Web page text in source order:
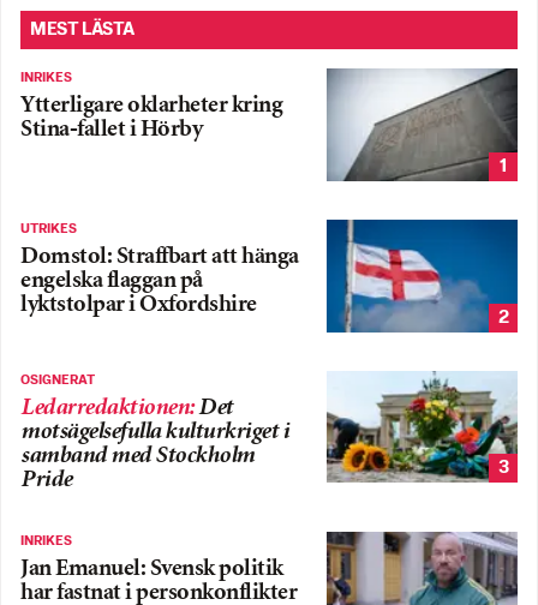
MEST LÄSTA
INRIKES
Ytterligare oklarheter kring
Stina-fallet i Hörby
1
UTRIKES
Domstol: Straffbart att hänga
engelska flaggan på
lyktstolpar i Oxfordshire
2
OSIGNERAT
Ledarredaktionen:Det
motsägelsefulla kulturkriget i
samband med Stockholm
Pride
3
INRIKES
Jan Emanuel: Svensk politik
har fastnat i personkonflikter